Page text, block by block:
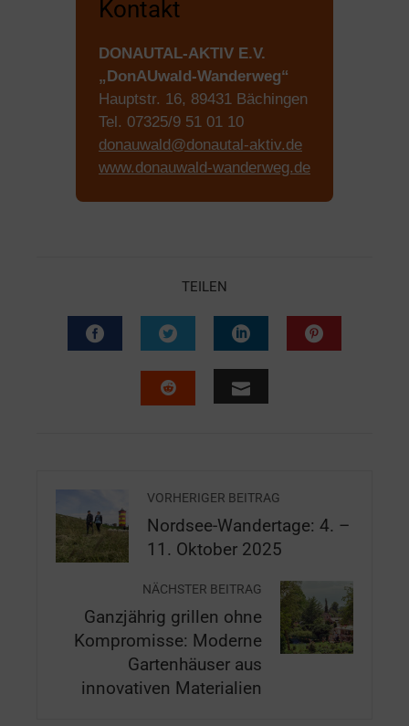
Kontakt
DONAUTAL-AKTIV E.V.
„DonAUwald-Wanderweg“
Hauptstr. 16, 89431 Bächingen
Tel. 07325/9 51 01 10
donauwald@donautal-aktiv.de
www.donauwald-wanderweg.de
TEILEN
VORHERIGER BEITRAG
Nordsee-Wandertage: 4. –
11. Oktober 2025
NÄCHSTER BEITRAG
Ganzjährig grillen ohne
Kompromisse: Moderne
Gartenhäuser aus
innovativen Materialien